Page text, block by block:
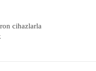
cihazlarla